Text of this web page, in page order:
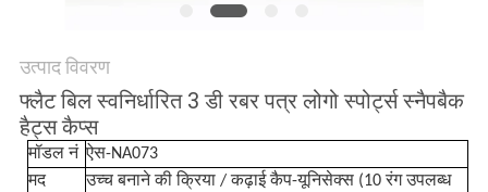
उत्पाद विवरण
फ्लैट बिल स्वनिर्धारित 3 डी रबर पत्र लोगो स्पोर्ट्स स्नैपबैक
हैट्स कैप्स
मॉडल नं ऐस-NA073
मद
उच्च बनाने की क्रिया / कढ़ाई कैप-यूनिसेक्स (10 रंग उपलब्ध